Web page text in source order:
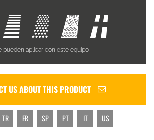
pueden aplicar con este equipo
US ABOUT THIS PRODUCT
TR FR SP PT IT US